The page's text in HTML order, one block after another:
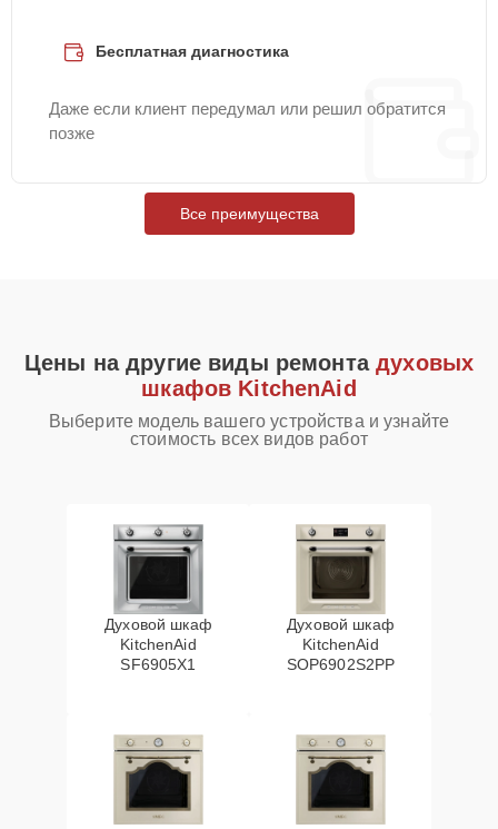
Бесплатная диагностика
Даже если клиент передумал или решил обратится
позже
Все преимущества
Цены на другие виды ремонтадуховых
шкафов KitchenAid
Выберите модель вашего устройства и узнайте
стоимость всех видов работ
Духовой шкаф
KitchenAid
SF6905X1
Духовой шкаф
KitchenAid
SOP6902S2PP